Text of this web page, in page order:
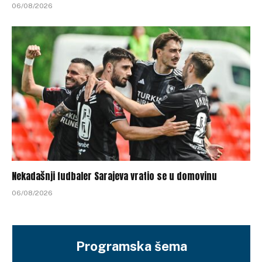
06/08/2026
Nekadašnji fudbaler Sarajeva vratio se u domovinu
06/08/2026
Programska šema